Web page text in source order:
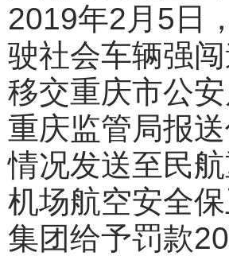
2019年2月5日
驶社会车辆强
移交重庆市公
重庆监管局报
情况发送至民
机场航空安全
集团给予罚款